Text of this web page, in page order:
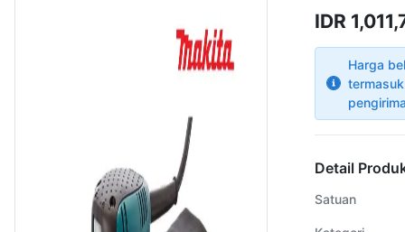
IDR
Harga
Detail
Satuan